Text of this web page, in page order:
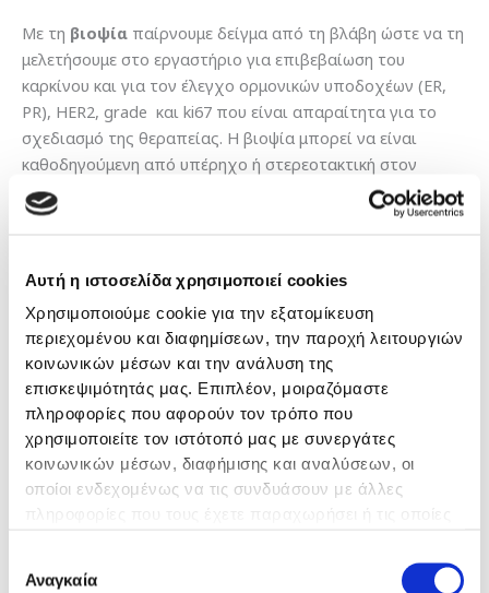
Αυτή η ιστοσελίδα χρησιμοποιεί cookies
Χρησιμοποιούμε cookie για την εξατομίκευση
περιεχομένου και διαφημίσεων, την παροχή λειτουργιών
κοινωνικών μέσων και την ανάλυση της
επισκεψιμότητάς μας. Επιπλέον, μοιραζόμαστε
πληροφορίες που αφορούν τον τρόπο που
χρησιμοποιείτε τον ιστότοπό μας με συνεργάτες
κοινωνικών μέσων, διαφήμισης και αναλύσεων, οι
οποίοι ενδεχομένως να τις συνδυάσουν με άλλες
συγκατάθεσης
Αναγκαία
Με τη βιοψία παίρνουμε δείγμα από τη βλάβη ώστε να τη
μελετήσουμε στο εργαστήριο για επιβεβαίωση του
καρκίνου και για τον έλεγχο ορμονικών υποδοχέων (ER,
PR), HER2, grade και ki67 που είναι απαραίτητα για το
σχεδιασμό της θεραπείας. Η βιοψία μπορεί να είναι
καθοδηγούμενη από υπέρηχο ή στερεοτακτική στον
μαστογράφο. Υπάρχουν 3 είδη:
Βιοψία δια κόπτουσας βελόνης (Core Biopsy)
Χειρουργική βιοψία, όπου βγαίνει όλη η βλάβη
Προηγείται τοπική αναισθησία και λαμβάνονται
περισσότερα από ένα δείγματα. Μπορεί να χρειαστεί να
τοποθετήσουμε μεταλλικά clip (tumor marker) ή οδηγό
(hook) στον όγκο, που μένουν εκεί μέχρι την εγχείρηση.
Όλες οι εξετάσεις που απαιτούνται γίνονται στην Κλινική
Βιοψία φρουρού λεμφαδένα
είναι η αφαίρεση του